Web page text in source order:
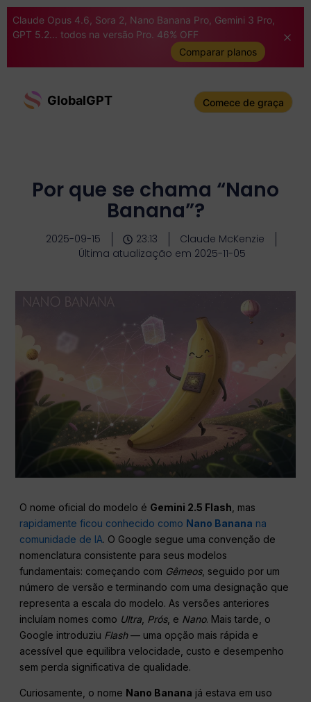
Claude Opus 4.6, Sora 2, Nano Banana Pro, Gemini 3 Pro,
GPT 5.2... todos na versão Pro. 46% OFF
Comparar planos
GlobalGPT Comece de graça
Por que se chama “Nano
Banana”?
2025-09-15 23:13
Claude McKenzie
Última atualização em 2025-11-05
O nome oficial do modelo é Gemini 2.5 Flash , mas
rapidamente ficou conhecido como Nano Banana na
comunidade de IA. O Google segue uma convenção de
nomenclatura consistente para seus modelos
fundamentais: começando com Gêmeos, seguido por um
número de versão e terminando com uma designação que
representa a escala do modelo. As versões anteriores
incluíam nomes como Ultra Prós, e Nano. Mais tarde, o
Google introduziu Flash— uma opção mais rápida e
acessível que equilibra velocidade, custo e desempenho
sem perda significativa de qualidade.
Curiosamente, o nome Nano Banana já estava em uso